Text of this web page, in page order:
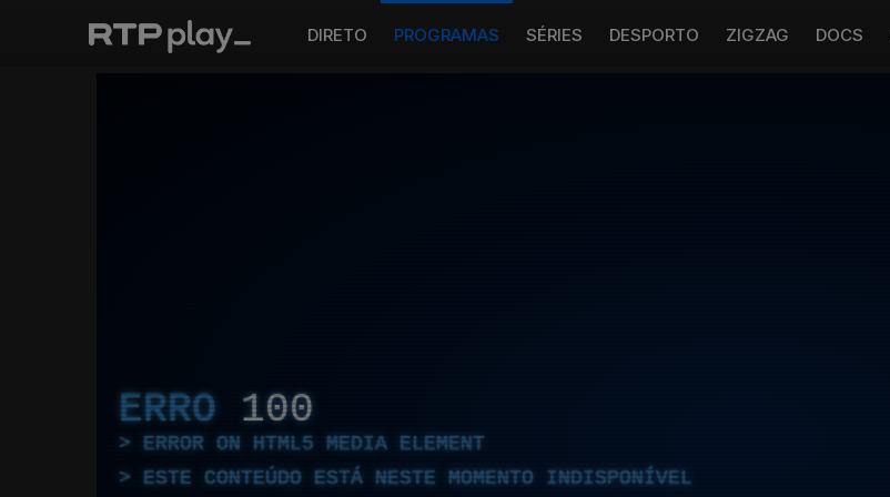
DIRETO PROGRAMAS SÉRIES DESPORTO ZIGZAG DOCS
ERRO 100
ERROR ON HTML5 MEDIA ELEMENT
ESTE CONTEÚDO ESTÁ NESTE MOMENTO INDISPONÍVEL